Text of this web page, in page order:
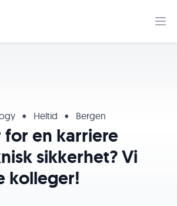
• Heltid • Bergen
for en karriere
sikkerhet? Vi
kolleger!